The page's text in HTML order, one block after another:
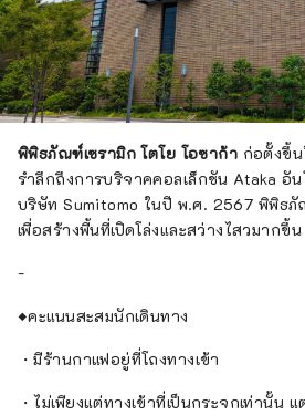
พิพิธภัณฑ์เซรามิก โตโย โอซาก้า ก่อตั้งขึ้
รำลึกถึงการบริจาคคอลเล็กชัน Ataka อั
บริษัท Sumitomo ในปี พ.ศ. 2567 พิพิธ
เพื่อสร้างพื้นที่เปิดโล่งและสว่างไสวมากขึ้น
-
◆คะแนนสะสมนักเดินทาง
・มีร้านกาแฟอยู่ที่โถงทางเข้า
・ไม่เพียงแต่ทางเข้าที่เป็นกระจกเท่านั้น